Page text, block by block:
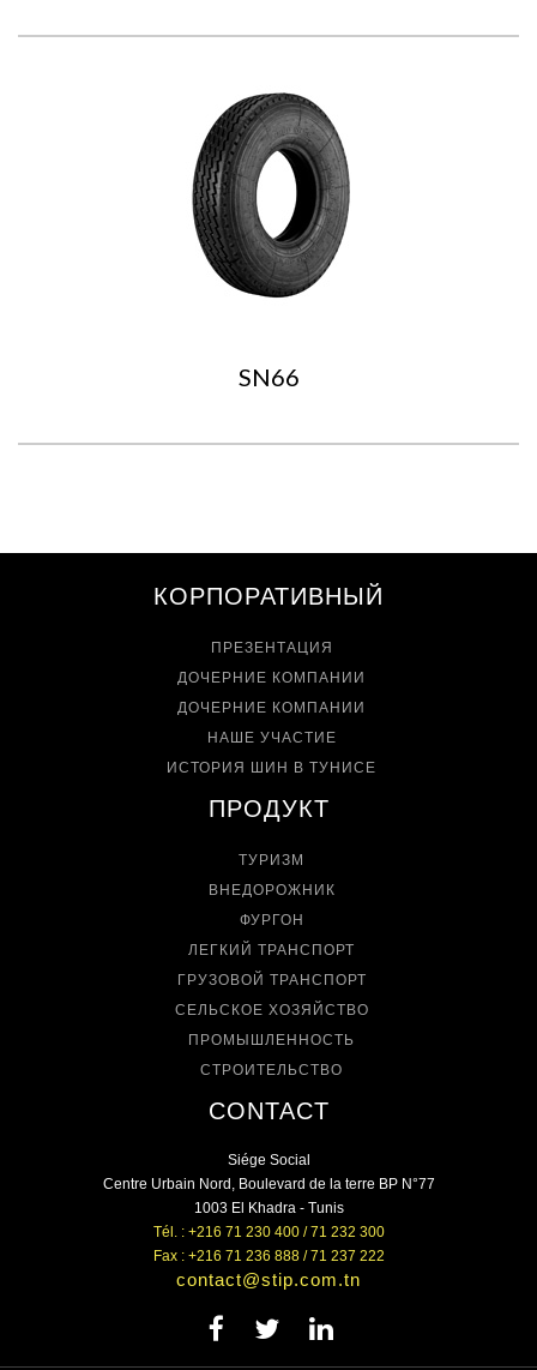
SN66
КОРПОРАТИВНЫЙ
ПРЕЗЕНТАЦИЯ
ДОЧЕРНИЕ КОМПАНИИ
ДОЧЕРНИЕ КОМПАНИИ
НАШЕ УЧАСТИЕ
ИСТОРИЯ ШИН В ТУНИСЕ
ПРОДУКТ
ТУРИЗМ
ВНЕДОРОЖНИК
ФУРГОН
ЛЕГКИЙ ТРАНСПОРТ
ГРУЗОВОЙ ТРАНСПОРТ
СЕЛЬСКОЕ ХОЗЯЙСТВО
ПРОМЫШЛЕННОСТЬ
СТРОИТЕЛЬСТВО
CONTACT
Siége Social
Centre Urbain Nord, Boulevard de la terre BP N°77
1003 El Khadra - Tunis
Tél. : +216 71 230 400 / 71 232 300
Fax : +216 71 236 888 / 71 237 222
contact@stip.com.tn